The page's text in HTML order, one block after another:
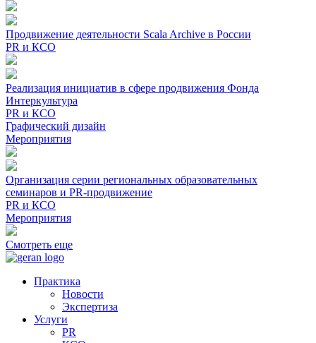
Продвижение деятельности Scala Archive в России
PR и КСО
Реализация инициатив в сфере продвижения Фонда
Интеркультура
PR и КСО
Графический дизайн
Мероприятия
Организация серии региональных образовательных
семинаров и PR-продвижение
PR и КСО
Мероприятия
Смотреть еще
Практика
Новости
Экспертиза
Услуги
PR